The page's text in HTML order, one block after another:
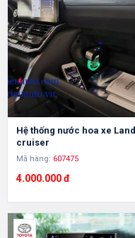
Hệ thống nước hoa xe Land
cruiser
Mã hàng: 607475
4.000.000 đ